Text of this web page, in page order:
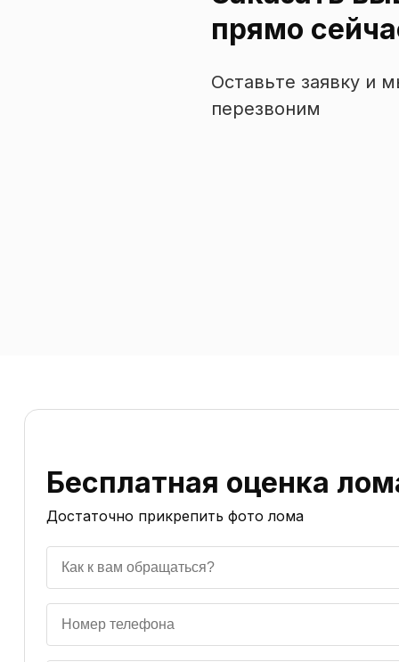
прямо
Оставьте заявку и
перезвоним
Бесплатная оценка
Достаточно прикрепить фото лома